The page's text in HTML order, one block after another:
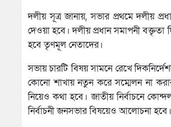
দলীয় সূত্র জানায়, সভার প্রথমে দলীয়
দেওয়া হবে। দলীয় প্রধান সমাপনী
হবে তৃণমূল নেতাদের।
সভায় চারটি বিষয় সামনে রেখে
কোনো শাখায় নতুন করে সম্মেলন না
নিয়েও কথা হবে। জাতীয় নির্বাচনে
নির্বাচনী জনসভার বিষয়েও আলোচনা হবে।